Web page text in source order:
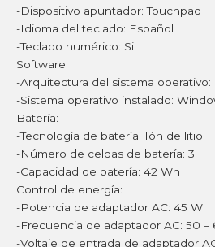
-Dispositivo apuntador: Touchpad
-Idioma del teclado: Español
-Teclado numérico: Si
Software:
-Arquitectura del sistema operativo:
-Sistema operativo instalado:
Batería:
-Tecnología de batería: Ión de litio
-Número de celdas de batería: 3
-Capacidad de batería: 42 Wh
Control de energía:
-Potencia de adaptador AC: 45 W
-Frecuencia de adaptador AC: 50 –
-Voltaje de entrada de adaptador